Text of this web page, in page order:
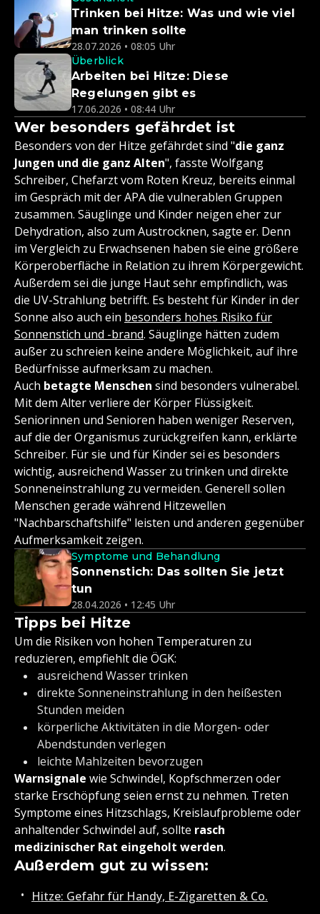
Trinken bei Hitze: Was und wie viel
man trinken sollte
28.07.2026 • 08:05 Uhr
Überblick
Arbeiten bei Hitze: Diese
Regelungen gibt es
17.06.2026 • 08:44 Uhr
Wer besonders gefährdet ist
Besonders von der Hitze gefährdet sind "die ganz
Jungen und die ganz Alten", fasste Wolfgang
Schreiber, Chefarzt vom Roten Kreuz, bereits einmal
im Gespräch mit der APA die vulnerablen Gruppen
zusammen. Säuglinge und Kinder neigen eher zur
Dehydration, also zum Austrocknen, sagte er. Denn
im Vergleich zu Erwachsenen haben sie eine größere
Körperoberfläche in Relation zu ihrem Körpergewicht.
Außerdem sei die junge Haut sehr empfindlich, was
die UV-Strahlung betrifft. Es besteht für Kinder in der
Sonne also auch ein besonders hohes Risiko für
Sonnenstich und -brand. Säuglinge hätten zudem
außer zu schreien keine andere Möglichkeit, auf ihre
Bedürfnisse aufmerksam zu machen.
Auch betagte Menschen sind besonders vulnerabel.
Mit dem Alter verliere der Körper Flüssigkeit.
Seniorinnen und Senioren haben weniger Reserven,
auf die der Organismus zurückgreifen kann, erklärte
Schreiber. Für sie und für Kinder sei es besonders
wichtig, ausreichend Wasser zu trinken und direkte
Sonneneinstrahlung zu vermeiden. Generell sollen
Menschen gerade während Hitzewellen
"Nachbarschaftshilfe" leisten und anderen gegenüber
Aufmerksamkeit zeigen.
Symptome und Behandlung
Sonnenstich: Das sollten Sie jetzt
tun
28.04.2026 • 12:45 Uhr
Tipps bei Hitze
Um die Risiken von hohen Temperaturen zu
reduzieren, empfiehlt die ÖGK:
ausreichend Wasser trinken
direkte Sonneneinstrahlung in den heißesten
Stunden meiden
körperliche Aktivitäten in die Morgen- oder
Abendstunden verlegen
leichte Mahlzeiten bevorzugen
Warnsignale wie Schwindel, Kopfschmerzen oder
starke Erschöpfung seien ernst zu nehmen. Treten
Symptome eines Hitzschlags, Kreislaufprobleme oder
anhaltender Schwindel auf, sollte rasch
medizinischer Rat eingeholt werden.
Außerdem gut zu wissen:
Hitze: Gefahr für Handy, E-Zigaretten & Co.